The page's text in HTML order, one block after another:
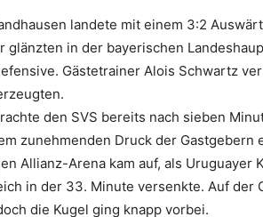
landete mit einem 3:2
glänzten in der bayerischen
Gästetrainer Alois Schwartz
den SVS bereits nach sieben
zunehmenden Druck der
Allianz-Arena kam auf, als Uruguayer
in der 33. Minute versenkte. Auf
die Kugel ging knapp vorbei.